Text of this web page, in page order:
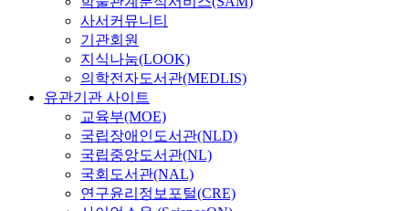
사서커뮤니티
기관회원
지식나눔(LOOK)
의학전자도서관(MEDLIS)
유관기관 사이트
교육부(MOE)
국립장애인도서관(NLD)
국립중앙도서관(NL)
국회도서관(NAL)
연구윤리정보포털(CRE)